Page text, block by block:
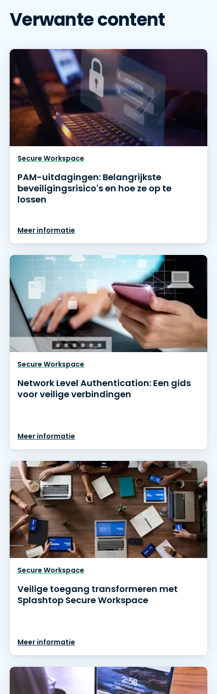
Verwante content
Secure Workspace
PAM-uitdagingen: Belangrijkste
beveiligingsrisico's en hoe ze op te
lossen
Meer informatie
Secure Workspace
Network Level Authentication: Een gids
voor veilige verbindingen
Meer informatie
Secure Workspace
Veilige toegang transformeren met
Splashtop Secure Workspace
Meer informatie